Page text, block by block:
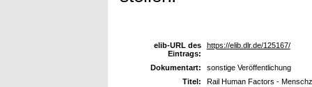
elib-URL des
Eintrags:
https://elib.dlr.de/125167/
Dokumentart:
sonstige Veröffentlichung
Titel:
Rail Human Factors -